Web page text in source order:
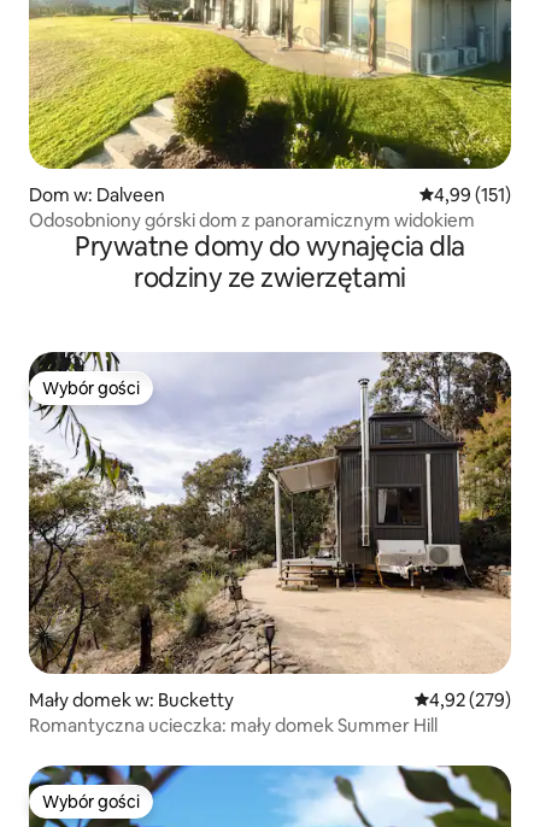
Dom w: Dalveen Średnia
4,99 (151)
Odosobniony górski dom z panoramicznym widokiem
Prywatne domy do wynajęcia dla
rodziny ze zwierzętami
Wybór gości
Wybór gości
Mały domek w: Bucketty Średnia
4,92 (279)
Romantyczna ucieczka: mały domek Summer Hill
Wybór gości
Wybór gości